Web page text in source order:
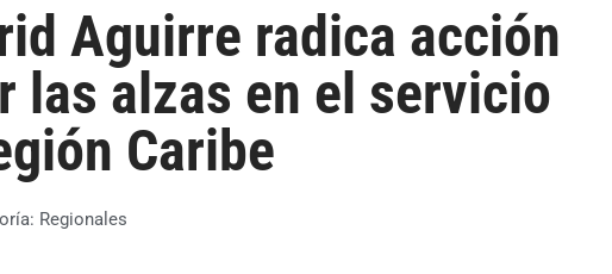
Aguirre radica acción
las alzas en el servicio
Caribe
Regionales